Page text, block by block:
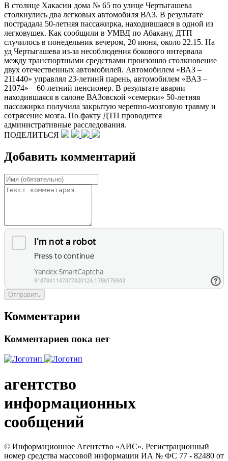
В столице Хакасии дома № 65 по улице Чертыгашева
столкнулись два легковых автомобиля ВАЗ. В результате
пострадала 50-летняя пассажирка, находившаяся в одной из
легковушек. Как сообщили в УМВД по Абакану, ДТП
случилось в понедельник вечером, 20 июня, около 22.15. На
уд Чертыгашева из-за несоблюдения бокового интервала
между транспортными средствами произошло столкновение
двух отечественных автомобилей. Автомобилем «ВАЗ –
211440» управлял 23-летинй парень, автомобилем «ВАЗ –
21074» – 60-летний пенсионер. В результате аварии
находившаяся в салоне ВАЗовской «семерки» 50-летняя
пассажирка получила закрытую черепно-мозговую травму и
сотрясение мозга. По факту ДТП проводится
административные расследования.
ПОДЕЛИТЬСЯ
Добавить комментарий
Отправить
Комментарии
Комментариев пока нет
агентство
информационных
сообщений
© Информационное Агентство «АИС». Регистрационный
номер средства массовой информации ИА № ФС 77 - 82480 от